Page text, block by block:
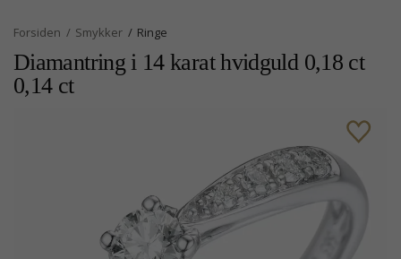
Forsiden Smykker Ringe
Diamantring i 14 karat hvidguld 0,18 ct
0,14 ct